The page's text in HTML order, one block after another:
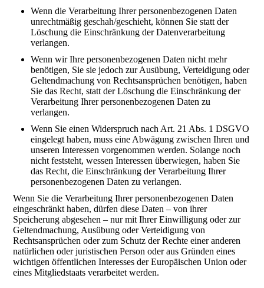
Wenn die Verarbeitung Ihrer personenbezogenen Daten
unrechtmäßig geschah/geschieht, können Sie statt der
Löschung die Einschränkung der Datenverarbeitung
verlangen.
Wenn wir Ihre personenbezogenen Daten nicht mehr
benötigen, Sie sie jedoch zur Ausübung, Verteidigung oder
Geltendmachung von Rechtsansprüchen benötigen, haben
Sie das Recht, statt der Löschung die Einschränkung der
Verarbeitung Ihrer personenbezogenen Daten zu
verlangen.
Wenn Sie einen Widerspruch nach Art. 21 Abs. 1 DSGVO
eingelegt haben, muss eine Abwägung zwischen Ihren und
unseren Interessen vorgenommen werden. Solange noch
nicht feststeht, wessen Interessen überwiegen, haben Sie
das Recht, die Einschränkung der Verarbeitung Ihrer
personenbezogenen Daten zu verlangen.
Wenn Sie die Verarbeitung Ihrer personenbezogenen Daten
eingeschränkt haben, dürfen diese Daten – von ihrer
Speicherung abgesehen – nur mit Ihrer Einwilligung oder zur
Geltendmachung, Ausübung oder Verteidigung von
Rechtsansprüchen oder zum Schutz der Rechte einer anderen
natürlichen oder juristischen Person oder aus Gründen eines
wichtigen öffentlichen Interesses der Europäischen Union oder
eines Mitgliedstaats verarbeitet werden.